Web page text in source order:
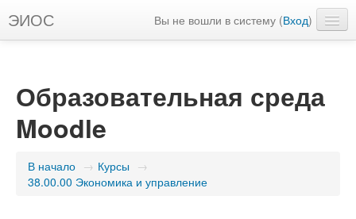
ЭИОС Вы не вошли в систему (Вход)
Образовательная среда
Moodle
В начало → Курсы →
38.00.00 Экономика и управление